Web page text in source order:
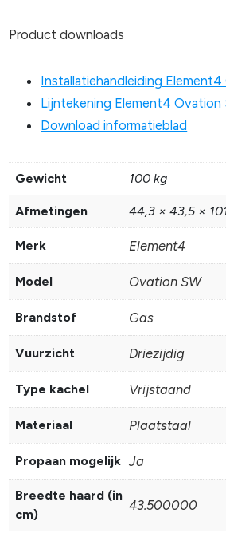
Product downloads
Installatiehandleiding
Lijntekening Element4 Ovation
Download informatieblad
Gewicht 100 kg
Afmetingen 44,3 × 43,5 ×
Merk Element4
Model Ovation SW
Brandstof Gas
Vuurzicht Driezijdig
Type kachel Vrijstaand
Materiaal Plaatstaal
Propaan mogelijk Ja
Breedte haard (in
cm)
43.500000